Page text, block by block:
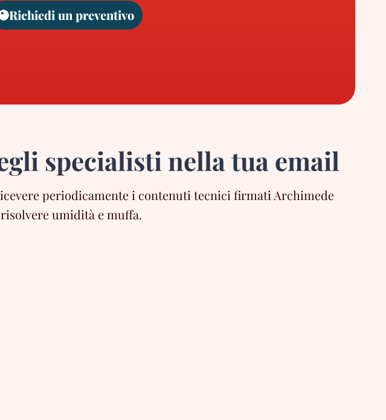
Richiedi un preventivo
specialisti nella tua email
periodicamente i contenuti tecnici firmati Archimede
umidità e muffa.